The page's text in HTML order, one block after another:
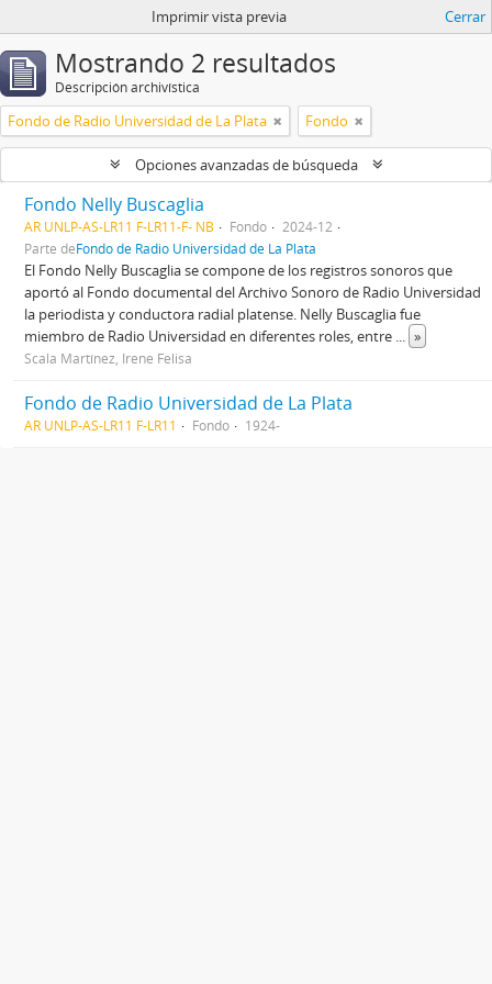
Imprimir vista previa Cerrar
Mostrando 2 resultados
Descripción archivística
Fondo de Radio Universidad de La Plata Fondo
Opciones avanzadas de búsqueda
Fondo Nelly Buscaglia
AR UNLP-AS-LR11 F-LR11-F- NB Fondo
2024-12
Parte deFondo de Radio Universidad de La Plata
El Fondo Nelly Buscaglia se compone de los registros sonoros que
aportó al Fondo documental del Archivo Sonoro de Radio Universidad
la periodista y conductora radial platense. Nelly Buscaglia fue
miembro de Radio Universidad en diferentes roles, entre ... »
Scala Martínez, Irene Felisa
Fondo de Radio Universidad de La Plata
AR UNLP-AS-LR11 F-LR11 Fondo 1924-